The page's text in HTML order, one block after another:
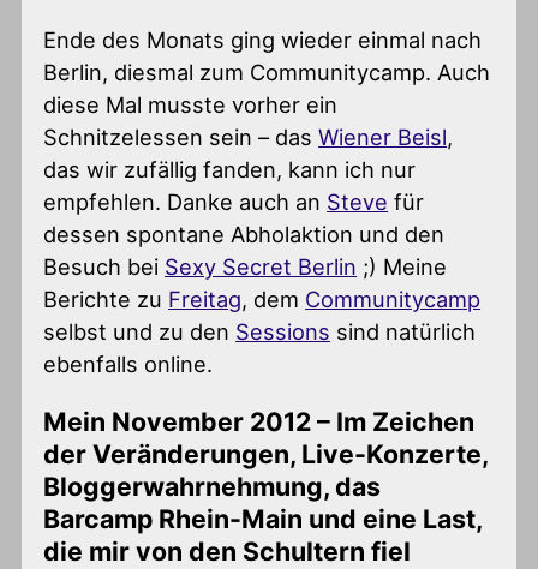
Ende des Monats ging wieder einmal nach
Berlin, diesmal zum Communitycamp. Auch
diese Mal musste vorher ein
Schnitzelessen sein – dasWiener Beisl,
das wir zufällig fanden, kann ich nur
empfehlen. Danke auch an Steve für
dessen spontane Abholaktion und den
Besuch bei Sexy Secret Berlin ;) Meine
Berichte zu Freitag, dem Communitycamp
selbst und zu den Sessions sind natürlich
ebenfalls online.
Mein November 2012 – Im Zeichen
der Veränderungen, Live-Konzerte,
Bloggerwahrnehmung, das
Barcamp Rhein-Main und eine Last,
die mir von den Schultern fiel